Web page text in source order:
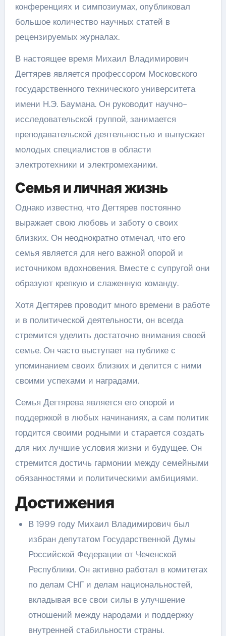
конференциях и симпозиумах, опубликовал
большое количество научных статей в
рецензируемых журналах.
В настоящее время Михаил Владимирович
Дегтярев является профессором Московского
государственного технического университета
имени Н.Э. Баумана. Он руководит научно-
исследовательской группой, занимается
преподавательской деятельностью и выпускает
молодых специалистов в области
электротехники и электромеханики.
Семья и личная жизнь
Однако известно, что Дегтярев постоянно
выражает свою любовь и заботу о своих
близких. Он неоднократно отмечал, что его
семья является для него важной опорой и
источником вдохновения. Вместе с супругой они
образуют крепкую и слаженную команду.
Хотя Дегтярев проводит много времени в работе
и в политической деятельности, он всегда
стремится уделить достаточно внимания своей
семье. Он часто выступает на публике с
упоминанием своих близких и делится с ними
своими успехами и наградами.
Семья Дегтярева является его опорой и
поддержкой в любых начинаниях, а сам политик
гордится своими родными и старается создать
для них лучшие условия жизни и будущее. Он
стремится достичь гармонии между семейными
обязанностями и политическими амбициями.
Достижения
В 1999 году Михаил Владимирович был
избран депутатом Государственной Думы
Российской Федерации от Чеченской
Республики. Он активно работал в комитетах
по делам СНГ и делам национальностей,
вкладывая все свои силы в улучшение
отношений между народами и поддержку
внутренней стабильности страны.